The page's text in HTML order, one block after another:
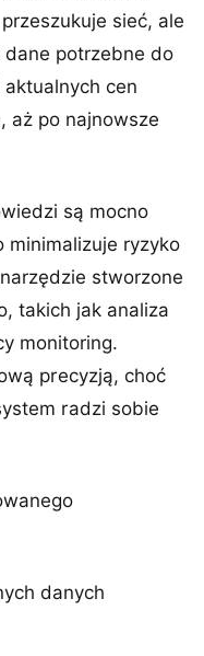
sieć, ale
potrzebne do
cen
aż po najnowsze
są mocno
minimalizuje ryzyko
stworzone
takich jak analiza
monitoring.
precyzją, choć
radzi sobie
danych